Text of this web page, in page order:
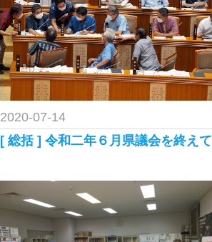
2020-07-14
[ 総括 ] 令和二年６月県議会を終えて